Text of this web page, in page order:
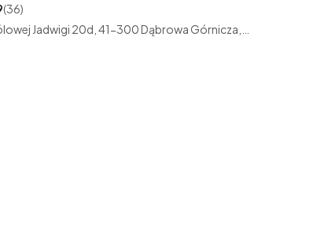
(36)
Jadwigi 20d, 41-300 Dąbrowa Górnicza,